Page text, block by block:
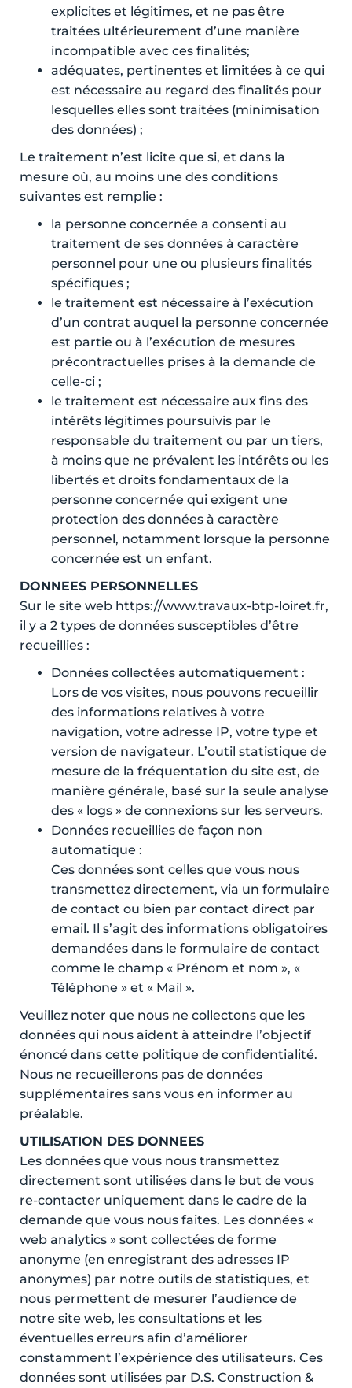
explicites et légitimes, et ne pas être
traitées ultérieurement d’une manière
incompatible avec ces finalités;
adéquates, pertinentes et limitées à ce qui
est nécessaire au regard des finalités pour
lesquelles elles sont traitées (minimisation
des données) ;
Le traitement n’est licite que si, et dans la
mesure où, au moins une des conditions
suivantes est remplie :
la personne concernée a consenti au
traitement de ses données à caractère
personnel pour une ou plusieurs finalités
spécifiques ;
le traitement est nécessaire à l’exécution
d’un contrat auquel la personne concernée
est partie ou à l’exécution de mesures
précontractuelles prises à la demande de
celle-ci ;
le traitement est nécessaire aux fins des
intérêts légitimes poursuivis par le
responsable du traitement ou par un tiers,
à moins que ne prévalent les intérêts ou les
libertés et droits fondamentaux de la
personne concernée qui exigent une
protection des données à caractère
personnel, notamment lorsque la personne
concernée est un enfant.
DONNEES PERSONNELLES
Sur le site web https://www.travaux-btp-loiret.fr,
il y a 2 types de données susceptibles d’être
recueillies :
Données collectées automatiquement :
Lors de vos visites, nous pouvons recueillir
des informations relatives à votre
navigation, votre adresse IP, votre type et
version de navigateur. L’outil statistique de
mesure de la fréquentation du site est, de
manière générale, basé sur la seule analyse
des « logs » de connexions sur les serveurs.
Données recueillies de façon non
automatique :
Ces données sont celles que vous nous
transmettez directement, via un formulaire
de contact ou bien par contact direct par
email. Il s’agit des informations obligatoires
demandées dans le formulaire de contact
comme le champ « Prénom et nom », «
Téléphone » et « Mail ».
Veuillez noter que nous ne collectons que les
données qui nous aident à atteindre l’objectif
énoncé dans cette politique de confidentialité.
Nous ne recueillerons pas de données
supplémentaires sans vous en informer au
préalable.
UTILISATION DES DONNEES
Les données que vous nous transmettez
directement sont utilisées dans le but de vous
re-contacter uniquement dans le cadre de la
demande que vous nous faites. Les données «
web analytics » sont collectées de forme
anonyme (en enregistrant des adresses IP
anonymes) par notre outils de statistiques, et
nous permettent de mesurer l’audience de
notre site web, les consultations et les
éventuelles erreurs afin d’améliorer
constamment l’expérience des utilisateurs. Ces
données sont utilisées par D.S. Construction &